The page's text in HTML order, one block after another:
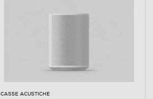
CASSE ACUSTICHE